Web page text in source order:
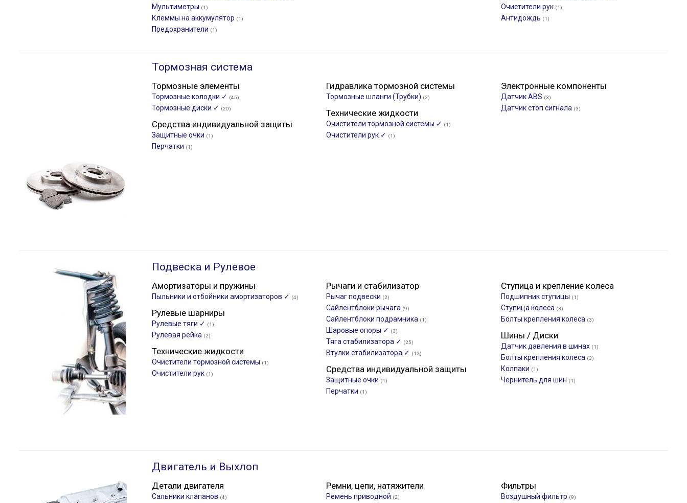
Мультиметры (1)
Клеммы на аккумулятор (1)
Предохранители (1)
Очистители рук (1)
Антидождь (1)
Тормозная система
Тормозные элементы
Тормозные колодки ✓ (45)
Тормозные диски ✓ (20)
Гидравлика тормозной системы
Тормозные шланги (Трубки) (2)
Электронные компоненты
Датчик ABS (3)
Датчик стоп сигнала (3)
Технические жидкости
Очистители тормозной системы ✓ (1)
Очистители рук ✓ (1)
Средства индивидуальной защиты
Защитные очки (1)
Перчатки (1)
Подвеска и Рулевое
Амортизаторы и пружины
Пыльники и отбойники амортизаторов ✓ (4)
Рычаги и стабилизатор
Рычаг подвески (2)
Сайлентблоки рычага (9)
Сайлентблоки подрамника (1)
Шаровые опоры ✓ (3)
Тяга стабилизатора ✓ (25)
Втулки стабилизатора ✓ (12)
Ступица и крепление колеса
Подшипник ступицы (1)
Ступица колеса (3)
Болты крепления колеса (3)
Рулевые шарниры
Рулевые тяги ✓ (1)
Рулевая рейка (2) Шины / Диски
Датчик давления в шинах (1)
Болты крепления колеса (3)
Колпаки (1)
Чернитель для шин (1)
Технические жидкости
Очистители тормозной системы (1)
Очистители рук (1) Средства индивидуальной защиты
Защитные очки (1)
Перчатки (1)
Двигатель и Выхлоп
Детали двигателя
Сальники клапанов (4)
Ремни, цепи, натяжители
Ремень приводной (2)
Фильтры
Воздушный фильтр (9)